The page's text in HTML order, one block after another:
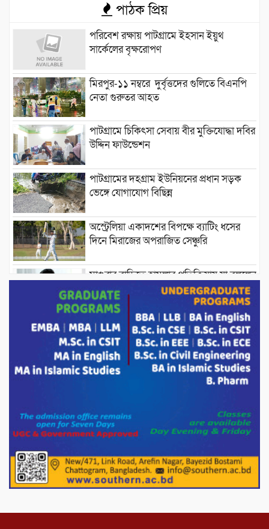
পাঠক প্রিয়
পরিবেশ রক্ষায় পাটগ্রামে ইহসান ইয়ুথ
সার্কেলের বৃক্ষরোপণ
মিরপুর-১১ নম্বরে দুর্বৃত্তদের গুলিতে বিএনপি
নেতা গুরুতর আহত
পাটগ্রামে চিকিৎসা সেবায় বীর মুক্তিযোদ্ধা দবির
উদ্দিন ফাউন্ডেশন
পাটগ্রামের দহগ্রাম ইউনিয়নের প্রধান সড়ক
ভেঙ্গে যোগাযোগ বিছিন্ন
অস্ট্রেলিয়া একাদশের বিপক্ষে ব্যাটিং ধসের
দিনে মিরাজের অপরাজিত সেঞ্চুরি
মাগুরার বাড়িতে হামলার প্রতিক্রিয়ায় যা বললেন
সাকিব।
দেশীয় পাঁচ প্রজাতির ছোট মাছে উদ্বেগজনক
মাত্রায় মাইক্রোপ্লাস্টিকের উপস্থিতি শনাক্ত ।
সরকারকে ব্যর্থ করতে দেশের বিরুদ্ধে একটি
দল চক্রান্ত চালিয়ে যাচ্ছে : রিজভী
দেশের বাজারে ভরিতে ১০ হাজার টাকা সোনার
দাম বাড়ানোর ঘোষণা।
ভারপ্রাপ্ত রাষ্ট্রপতি হাফিজ উদ্দিন আহমদের
সাথে এইচটি বাংলা অনলাইন পোর্টাল ও আইপি